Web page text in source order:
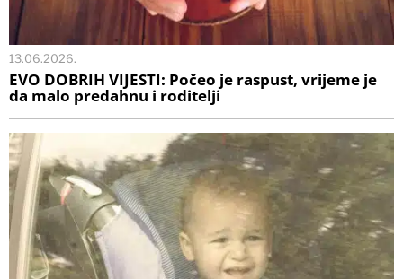
13.06.2026.
EVO DOBRIH VIJESTI: Počeo je raspust, vrijeme je
da malo predahnu i roditelji